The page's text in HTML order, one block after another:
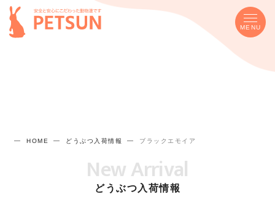
MENU
HOME どうぶつ入荷情報 ブラックエモイア
New Arrival
どうぶつ入荷情報